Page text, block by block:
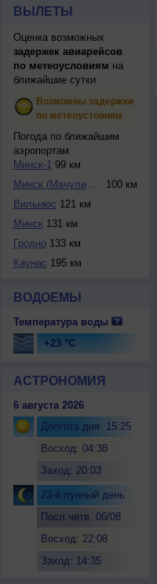
ВЫЛЕТЫ
Оценка возможных
задержек авиарейсов
по метеоусловиям на
ближайшие сутки
Возможны задержки
по метеоустовиям
Погода по ближайшим
аэропортам
Минск-199 км
Минск (Мачулищи)
100 км
Вильнюс 121 км
Минск131 км
Гродно133 км
Каунас 195 км
ВОДОЕМЫ
Температура воды
+23 °C
АСТРОНОМИЯ
6 августа 2026
Долгота дня: 15:25
Восход: 04:38
Заход: 20:03
23-й лунный день
Посл.четв. 06/08
Восход: 22:08
Заход: 14:35